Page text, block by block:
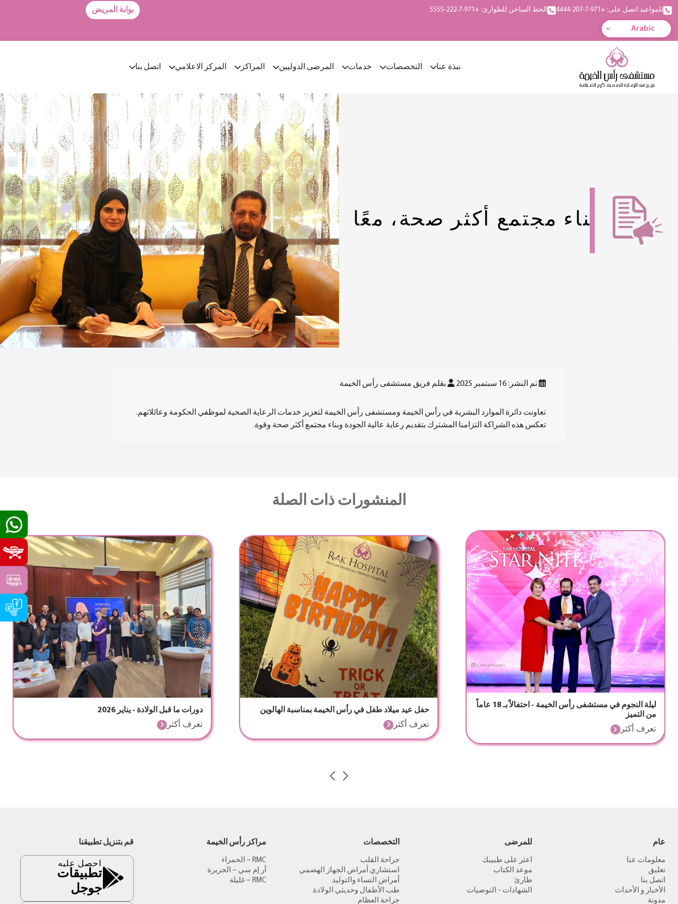
للمواعيد اتصل على: +971-7-207-4444 الخط الساخن للطوارئ: +971-7-222-5555 بوابة المريض
Arabic
نبذة عنا التخصصات خدمات المرضى الدوليين المراكز المركز الاعلامي اتصل بنا
بناء مجتمع أكثر صحة، معًا
تم النشر: 16 سبتمبر 2025 بقلم فريق مستشفى رأس الخيمة
تعاونت دائرة الموارد البشرية في رأس الخيمة ومستشفى رأس الخيمة لتعزيز خدمات الرعاية الصحية لموظفي الحكومة وعائلاتهم.
تعكس هذه الشراكة التزامنا المشترك بتقديم رعاية عالية الجودة وبناء مجتمع أكثر صحة وقوة.
المنشورات ذات الصلة
دورات ما قبل الولادة - يناير 2026
تعرف أكثر
حفل عيد ميلاد طفل في رأس الخيمة بمناسبة الهالوين
تعرف أكثر
ليلة النجوم في مستشفى رأس الخيمة - احتفالاً بـ 18 عاماً
من التميز
تعرف أكثر
عام
معلومات عنا
تعليق
اتصل بنا
الأخبار و الأحداث
مدونة
للمرضى
اعثر على طبيبك
موعد الكتاب
طارئ
الشهادات - التوصيات
التخصصات
جراحة القلب
استشاري أمراض الجهاز الهضمي
أمراض النساء والتوليد
طب الأطفال وحديثي الولادة
جراحة العظام
مراكز رأس الخيمة
RMC – الحمراء
آر إم سي – الجزيرة
RMC – غليلة
قم بتنزيل تطبيقنا
احصل عليه
تطبيقات
جوجل